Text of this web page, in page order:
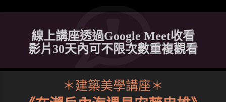
線上講座透過Google Meet收看
影片30天內可不限次數重複觀看
＊建築美學講座＊